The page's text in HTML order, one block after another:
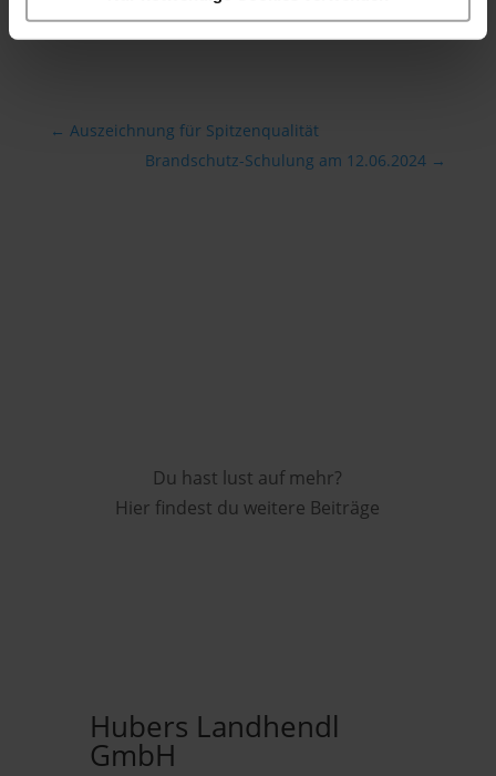
← Auszeichnung für Spitzenqualität
Brandschutz-Schulung am 12.06.2024 →
Du hast lust auf mehr?
Hier findest du weitere Beiträge
Hubers Landhendl
GmbH